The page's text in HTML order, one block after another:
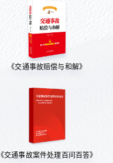
《交通事故赔偿与和解》
《交通事故案件处理百问百答》